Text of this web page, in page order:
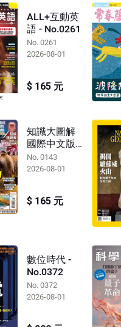
ALL+互動英
語 - No.0261
No. 0261
2026-08-01
$ 165 元
知識大圖解
國際中文版 -
No.0143
No. 0143
2026-08-01
$ 165 元
數位時代 -
No.0372
No. 0372
2026-08-01